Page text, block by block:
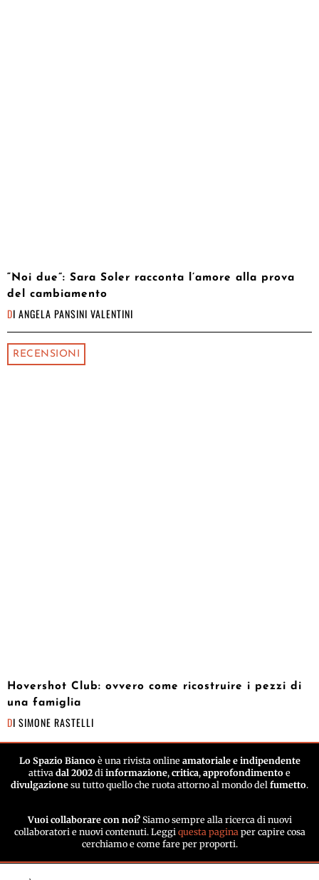
“Noi due”: Sara Soler racconta l’amore alla prova
del cambiamento
DI ANGELA PANSINI VALENTINI
RECENSIONI
Hovershot Club: ovvero come ricostruire i pezzi di
una famiglia
DI SIMONE RASTELLI
Lo Spazio Biancoè una rivista online amatoriale e indipendente
attiva dal 2002 di informazione, critica, approfondimento e
divulgazione su tutto quello che ruota attorno al mondo del fumetto.
Vuoi collaborare con noi? Siamo sempre alla ricerca di nuovi
collaboratori e nuovi contenuti. Leggi questa paginaper capire cosa
cerchiamo e come fare per proporti.